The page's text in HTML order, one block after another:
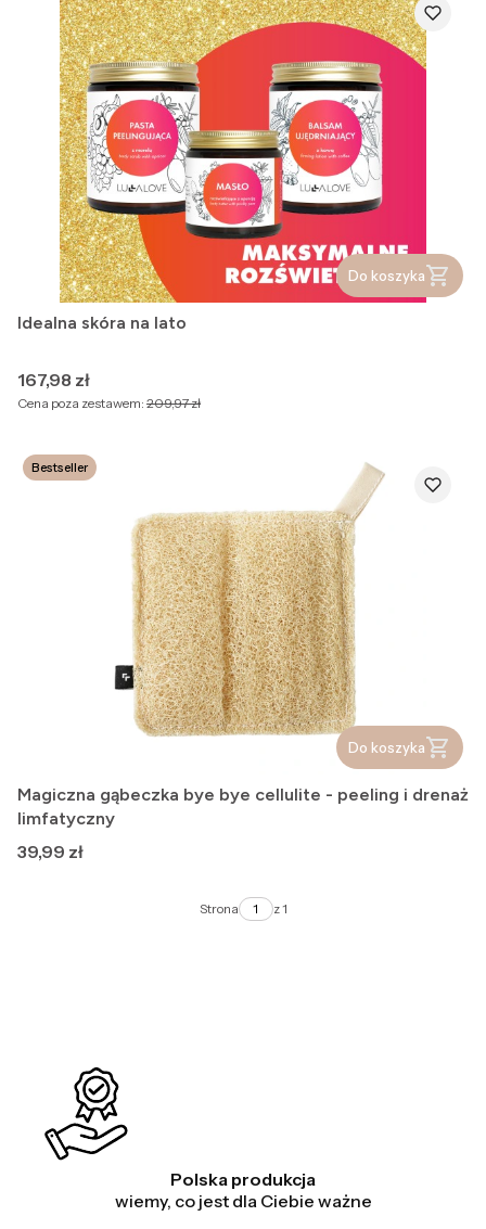
Do koszyka
Idealna skóra na lato
Cena
167,98 zł
Cena poza zestawem: 209,97 zł
Bestseller
Do koszyka
Magiczna gąbeczka bye bye cellulite - peeling i drenaż
limfatyczny
Cena
39,99 zł
Strona z 1
Polska produkcja
wiemy, co jest dla Ciebie ważne